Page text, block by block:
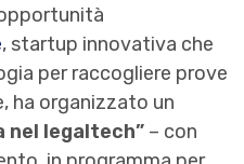
, startup innovativa che
per raccogliere prove
ha organizzato un
nel legaltech” – con